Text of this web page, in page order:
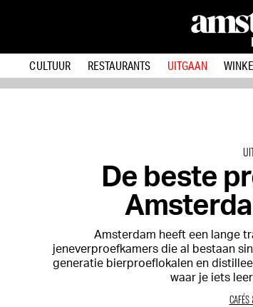
CULTUUR RESTAURANTS UITGAAN
De beste
Amsterdam heeft een lange
jeneverproefkamers die al bestaan
generatie bierproeflokalen en
waar je iets